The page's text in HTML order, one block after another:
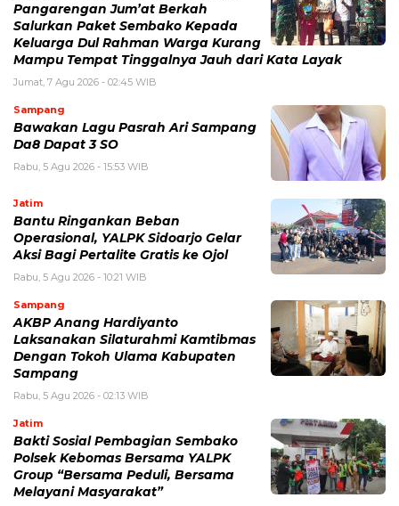
Pangarengan Jum’at Berkah
Salurkan Paket Sembako Kepada
Keluarga Dul Rahman Warga Kurang
Mampu Tempat Tinggalnya Jauh dari Kata Layak
Jumat, 7 Agu 2026 - 02:45 WIB
Sampang
Bawakan Lagu Pasrah Ari Sampang
Da8 Dapat 3 SO
Rabu, 5 Agu 2026 - 15:53 WIB
Jatim
Bantu Ringankan Beban
Operasional, YALPK Sidoarjo Gelar
Aksi Bagi Pertalite Gratis ke Ojol
Rabu, 5 Agu 2026 - 10:21 WIB
Sampang
AKBP Anang Hardiyanto
Laksanakan Silaturahmi Kamtibmas
Dengan Tokoh Ulama Kabupaten
Sampang
Rabu, 5 Agu 2026 - 02:13 WIB
Jatim
Bakti Sosial Pembagian Sembako
Polsek Kebomas Bersama YALPK
Group “Bersama Peduli, Bersama
Melayani Masyarakat”